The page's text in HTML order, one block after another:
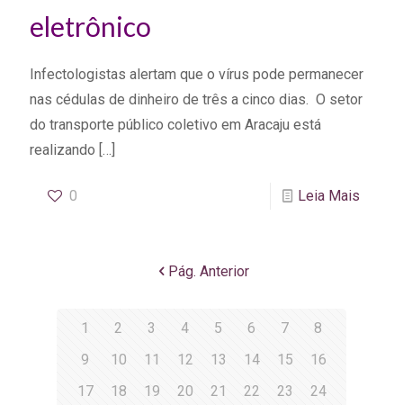
eletrônico
Infectologistas alertam que o vírus pode permanecer
nas cédulas de dinheiro de três a cinco dias. O setor
do transporte público coletivo em Aracaju está
realizando […]
0 Leia Mais
Pág. Anterior
1 2 3 4 5 6 7
8
9
10 11 12 13 14 15
16
17
18 19 20 21 22 23
24